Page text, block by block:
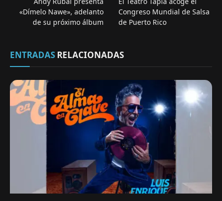
«Dímelo Nawe», adelanto
de su próximo álbum
Congreso Mundial de Salsa
de Puerto Rico
ENTRADAS RELACIONADAS